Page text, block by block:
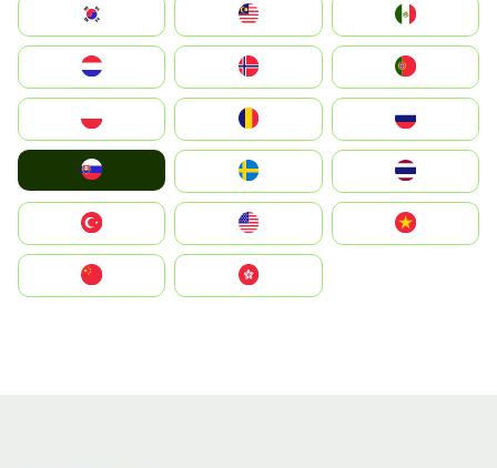
South Korea
United States
中國香港特別行政區